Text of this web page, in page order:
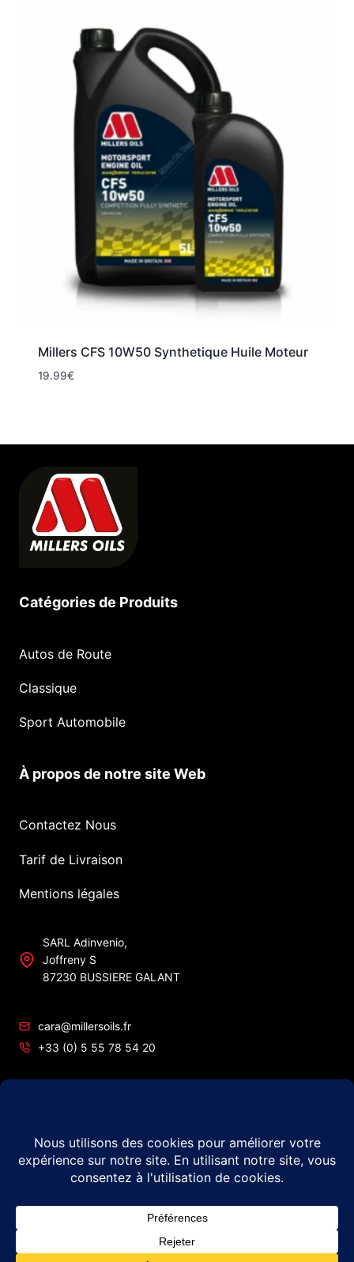
Millers CFS 10W50 Synthetique Huile Moteur
19.99€
Catégories de Produits
Autos de Route
Classique
Sport Automobile
À propos de notre site Web
Contactez Nous
Tarif de Livraison
Mentions légales
SARL Adinvenio,
Joffreny S
87230 BUSSIERE GALANT
cara@millersoils.fr
+33 (0) 5 55 78 54 20
© 2026 Millers Oils – #1 en France